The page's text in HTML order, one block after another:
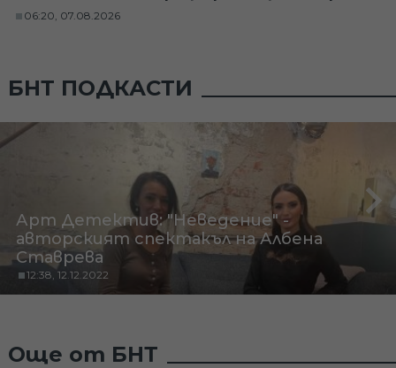
06:20, 07.08.2026
БНТ ПОДКАСТИ
Арт Детектив: "Неведение" -
авторският спектакъл на Албена
Ставрева
12:38, 12.12.2022
Още от БНТ